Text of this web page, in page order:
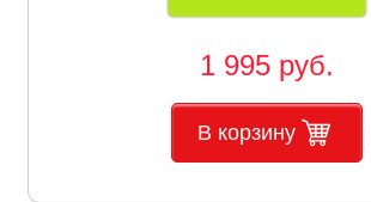
1 995 руб.
В корзину